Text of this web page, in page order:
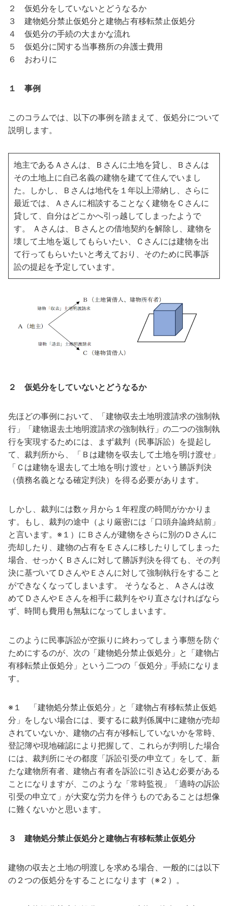
２ 仮処分をしていないとどうなるか
３ 建物処分禁止仮処分と建物占有移転禁止仮処分
４ 仮処分の手続の大まかな流れ
５ 仮処分に関する当事務所の弁護士費用
６ おわりに
１ 事例
このコラムでは、以下の事例を踏まえて、仮処分について
説明します。
地主であるＡさんは、Ｂさんに土地を貸し、Ｂさんは
その土地上に自己名義の建物を建てて住んでいまし
た。しかし、Ｂさんは地代を１年以上滞納し、さらに
最近では、Ａさんに相談することなく建物をＣさんに
貸して、自分はどこかへ引っ越してしまったようで
す。 Ａさんは、Ｂさんとの借地契約を解除し、建物を
壊して土地を返してもらいたい、Ｃさんには建物を出
て行ってもらいたいと考えており、そのために民事訴
訟の提起を予定しています。
２ 仮処分をしていないとどうなるか
先ほどの事例において、「建物収去土地明渡請求の強制執
行」「建物退去土地明渡請求の強制執行」の二つの強制執
行を実現するためには、まず裁判（民事訴訟）を提起し
て、裁判所から、「Ｂは建物を収去して土地を明け渡せ」
「Ｃは建物を退去して土地を明け渡せ」という勝訴判決
（債務名義となる確定判決）を得る必要があります。
しかし、裁判には数ヶ月から１年程度の時間がかかりま
す。もし、裁判の途中（より厳密には「口頭弁論終結前」
と言います。※１）にＢさんが建物をさらに別のＤさんに
売却したり、建物の占有をＥさんに移したりしてしまった
場合、せっかくＢさんに対して勝訴判決を得ても、その判
決に基づいてＤさんやＥさんに対して強制執行をすること
ができなくなってしまいます。 そうなると、Ａさんは改
めてＤさんやＥさんを相手に裁判をやり直さなければなら
ず、時間も費用も無駄になってしまいます。
このように民事訴訟が空振りに終わってしまう事態を防ぐ
ためにするのが、次の「建物処分禁止仮処分」と「建物占
有移転禁止仮処分」という二つの「仮処分」手続になりま
す。
※１ 「建物処分禁止仮処分」と「建物占有移転禁止仮処
分」をしない場合には、要するに裁判係属中に建物が売却
されていないか、建物の占有が移転していないかを常時、
登記簿や現地確認により把握して、これらが判明した場合
には、裁判所にその都度「訴訟引受の申立て」をして、新
たな建物所有者、建物占有者を訴訟に引き込む必要がある
ことになりますが、このような「常時監視」「適時の訴訟
引受の申立て」が大変な労力を伴うものであることは想像
に難くないかと思います。
３ 建物処分禁止仮処分と建物占有移転禁止仮処分
建物の収去と土地の明渡しを求める場合、一般的には以下
の２つの仮処分をすることになります（※２）。